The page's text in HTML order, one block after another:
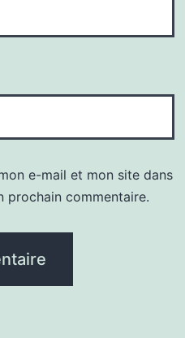
e-mail et mon site dans
prochain commentaire.